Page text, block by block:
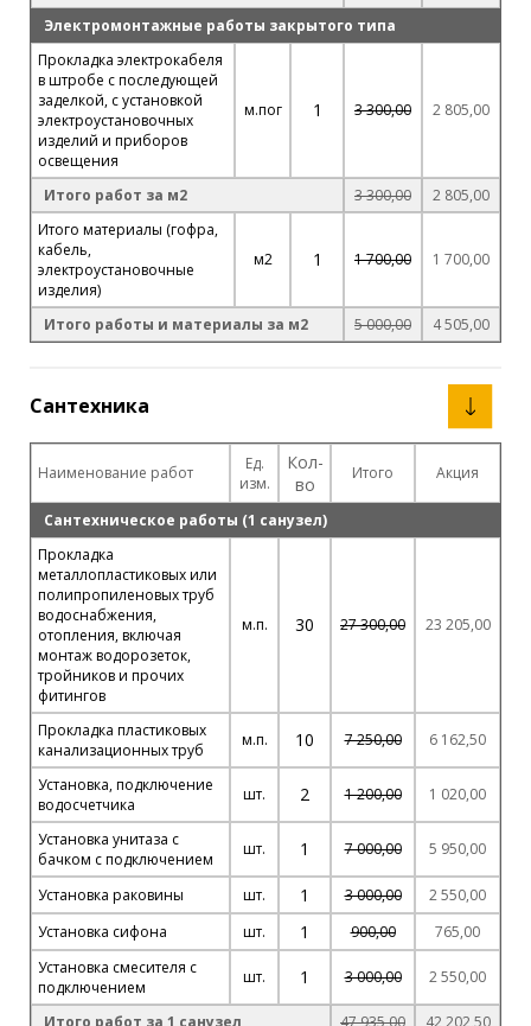
Электромонтажные работы закрытого типа
Прокладка электрокабеля
в штробе с последующей
заделкой, с установкой
электроустановочных
изделий и приборов
освещения
м.пог 1 3 300,00 2 805,00
Итого работ за м2 3 300,00
2 805,00
Итого материалы (гофра,
кабель,
электроустановочные
изделия)
м2 1 1 700,00 1 700,00
Итого работы и материалы за м2 5 000,00 4 505,00
Сантехника
Наименование работ
Ед.
изм.
Кол-
во
Итого Акция
Сантехническое работы (1 санузел)
Прокладка
металлопластиковых или
полипропиленовых труб
водоснабжения,
отопления, включая
монтаж водорозеток,
тройников и прочих
фитингов
м.п. 30 27 300,00 23 205,00
Прокладка пластиковых
канализационных труб
м.п. 10 7 250,00 6 162,50
Установка, подключение
водосчетчика
шт. 2 1 200,00 1 020,00
Установка унитаза с
бачком с подключением
шт. 1 7 000,00 5 950,00
Установка раковины шт. 1 3 000,00
2 550,00
Установка сифона
шт. 1 900,00
765,00
Установка смесителя с
подключением
шт. 1 3 000,00 2 550,00
Итого работ за 1 санузел 47 935,00
42 202,50